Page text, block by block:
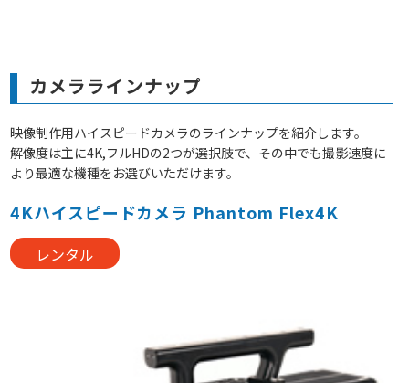
カメララインナップ
映像制作用ハイスピードカメラのラインナップを紹介します。
解像度は主に4K,フルHDの2つが選択肢で、その中でも撮影速度に
より最適な機種をお選びいただけます。
4Kハイスピードカメラ Phantom Flex4K
レンタル